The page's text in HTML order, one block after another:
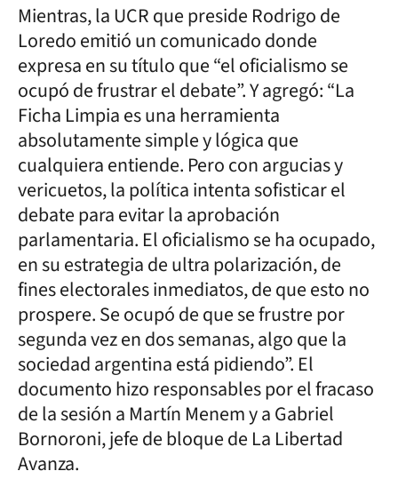
Mientras, la UCR que preside Rodrigo de
Loredo emitió un comunicado donde
expresa en su título que “el oficialismo se
ocupó de frustrar el debate”. Y agregó: “La
Ficha Limpia es una herramienta
absolutamente simple y lógica que
cualquiera entiende. Pero con argucias y
vericuetos, la política intenta sofisticar el
debate para evitar la aprobación
parlamentaria. El oficialismo se ha ocupado,
en su estrategia de ultra polarización, de
fines electorales inmediatos, de que esto no
prospere. Se ocupó de que se frustre por
segunda vez en dos semanas, algo que la
sociedad argentina está pidiendo”. El
documento hizo responsables por el fracaso
de la sesión a Martín Menem y a Gabriel
Bornoroni, jefe de bloque de La Libertad
Avanza.